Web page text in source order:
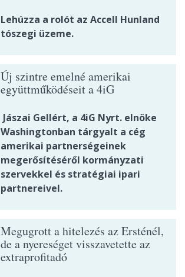
Lehúzza a rolót az Accell Hunland
tószegi üzeme.
Új szintre emelné amerikai
együttműködéseit a 4iG
Jászai Gellért, a 4iG Nyrt. elnöke
Washingtonban tárgyalt a cég
amerikai partnerségeinek
megerősítéséről kormányzati
szervekkel és stratégiai ipari
partnereivel.
Megugrott a hitelezés az Ersténél,
de a nyereséget visszavetette az
extraprofitadó